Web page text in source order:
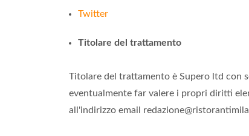
Twitter
Titolare del trattamento
Titolare del trattamento è Supero ltd con
eventualmente far valere i propri diritti
all'indirizzo email